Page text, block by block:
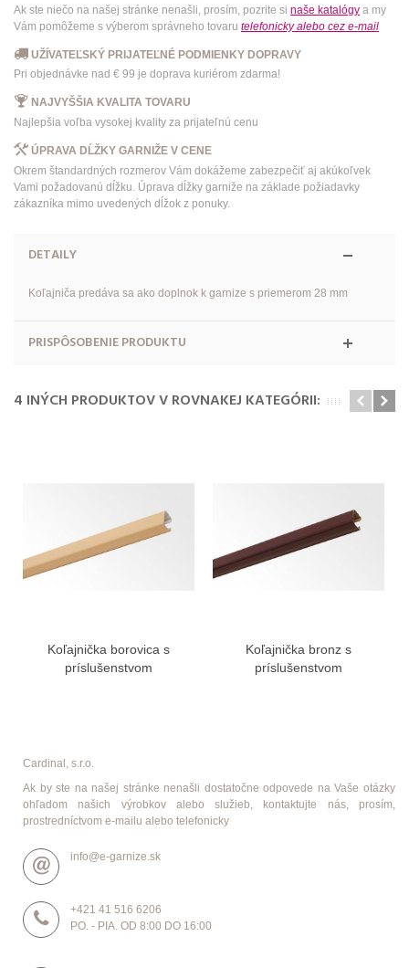
Ak ste niečo na našej stránke nenašli, prosím, pozrite si naše katalógy a my
Vám pomôžeme s výberom správneho tovaru telefonicky alebo cez e-mail
UŽÍVATEĽSKÝ PRIJATEĽNÉ PODMIENKY DOPRAVY
Pri objednávke nad € 99 je doprava kuriérom zdarma!
NAJVYŠŠIA KVALITA TOVARU
Najlepšia voľba vysokej kvality za prijateľnú cenu
ÚPRAVA DĹŽKY GARNIŽE V CENE
Okrem štandardných rozmerov Vám dokážeme zabezpečiť aj akúkoľvek
Vami požadovanú dĺžku. Úprava dĺžky garniže na základe požiadavky
zákazníka mimo uvedených dĺžok z ponuky.
DETAILY
Koľajniča predáva sa ako doplnok k garnize s priemerom 28 mm
PRISPÔSOBENIE PRODUKTU
4 INÝCH PRODUKTOV V ROVNAKEJ KATEGÓRII:
Koľajnička borovica s
príslušenstvom
Koľajnička bronz s
príslušenstvom
Cardinal, s.r.o.
Ak by ste na našej stránke nenašli dostatočne odpovede na Vaše otázky
ohľadom našich výrobkov alebo služieb, kontaktujte nás, prosím,
prostredníctvom e-mailu alebo telefonicky
info@e-garnize.sk
+421 41 516 6206
PO. - PIA. OD 8:00 DO 16:00